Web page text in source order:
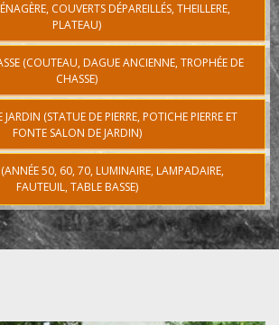
COUVERTS DÉPAREILLÉS, THEILLERE,
PLATEAU)
(COUTEAU, DAGUE ANCIENNE, TROPHÉE DE
CHASSE)
(STATUE DE PIERRE, POTICHE PIERRE ET
FONTE SALON DE JARDIN)
(ANNÉE 50, 60, 70, LUMINAIRE, LAMPADAIRE,
FAUTEUIL, TABLE BASSE)